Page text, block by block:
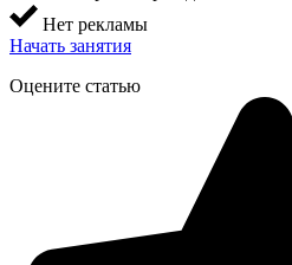
Нет рекламы
Начать занятия
Оцените статью